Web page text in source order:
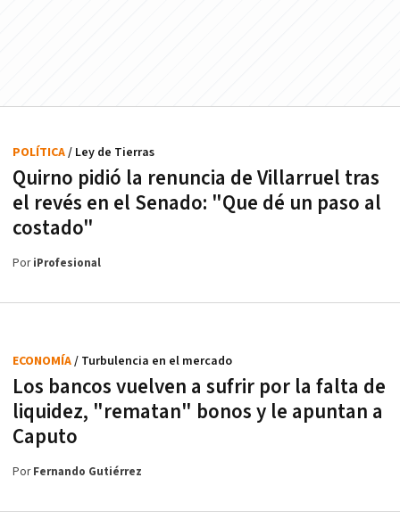
Quirno pidió la renuncia de Villarruel tras
el revés en el Senado: "Que dé un paso al
costado"
POLÍTICA/ Ley de Tierras
PoriProfesional
Los bancos vuelven a sufrir por la falta de
liquidez, "rematan" bonos y le apuntan a
Caputo
ECONOMÍA/ Turbulencia en el mercado
PorFernando Gutiérrez